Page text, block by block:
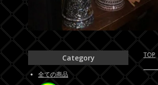
TOP
Category
全ての商品